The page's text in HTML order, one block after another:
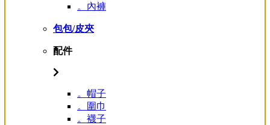
。內褲
包包/皮夾
配件
。帽子
。圍巾
。襪子